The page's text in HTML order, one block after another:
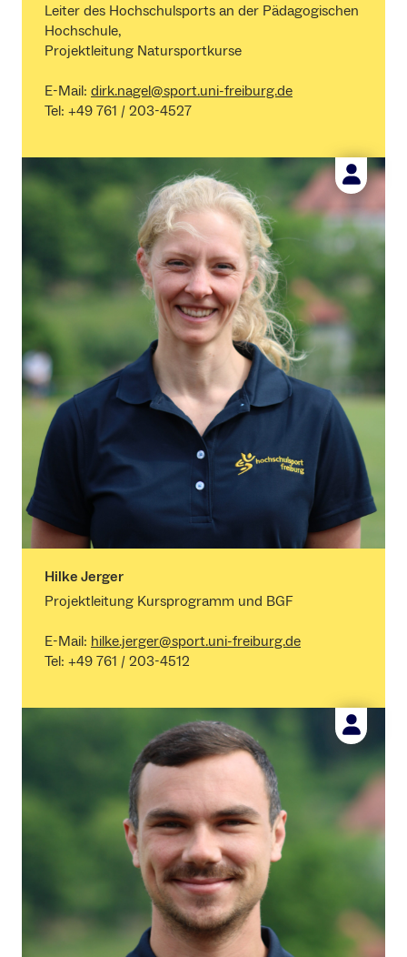
Leiter des Hochschulsports an der Pädagogischen
Hochschule,
Projektleitung Natursportkurse
E-Mail: dirk.nagel@sport.uni-freiburg.de
Tel: +49 761 / 203-4527
Hilke Jerger
Projektleitung Kursprogramm und BGF
E-Mail: hilke.jerger@sport.uni-freiburg.de
Tel: +49 761 / 203-4512